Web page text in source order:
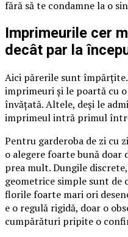
fără să te condamne la o
Imprimeurile cer
decât par la
Aici părerile sunt
imprimeuri și le poartă cu
învățată. Altele, deși le
imprimeul intră primul
Pentru garderoba de zi cu
o alegere foarte bună
prea mult. Dungile
geometrice simple sunt de
florile foarte mari ori
e o regulă rigidă, doar o
cumpărături pripite o